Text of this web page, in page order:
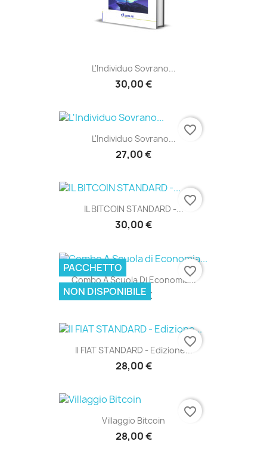
L'Individuo Sovrano...
30,00 €
L'Individuo Sovrano...
27,00 €
favorite_border
IL BITCOIN STANDARD -...
30,00 €
favorite_border
Combo A Scuola Di Economia...
33,00 €
PACCHETTO
NON DISPONIBILE
favorite_border
Il FIAT STANDARD - Edizione...
28,00 €
favorite_border
Villaggio Bitcoin
28,00 €
favorite_border